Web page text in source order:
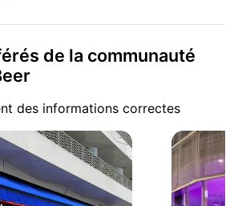
de la communauté
des informations correctes